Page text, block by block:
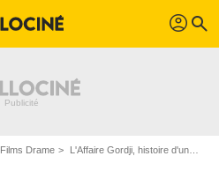
profil search
Films Drame L'Affaire Gordji, histoire d'une cohabitation de Guillaume Nicloux